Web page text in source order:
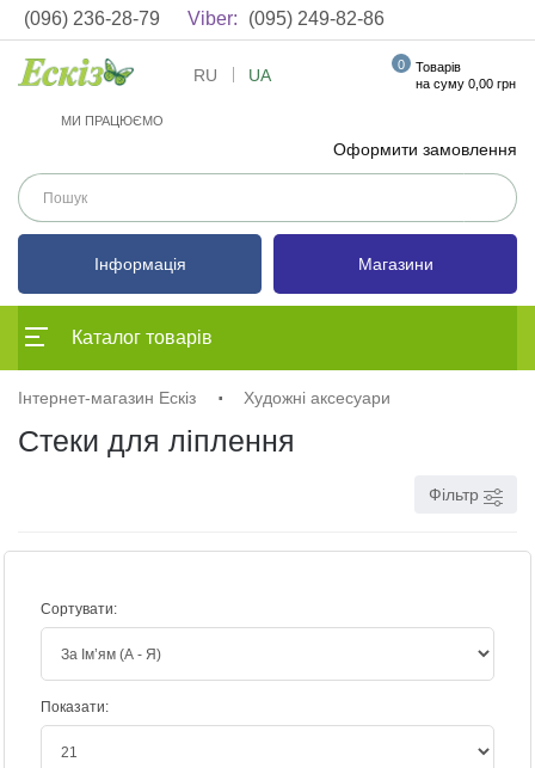
(096) 236-28-79 Viber: (095) 249-82-86
МИ ПРАЦЮЄМО
Оформити замовлення
RU UA Товарів
0
на суму 0,00 грн
Інформація Магазини
Каталог товарів
Інтернет-магазин Ескіз Художні аксесуари
Стеки для ліплення
Фільтр
Сортувати:
Показати: